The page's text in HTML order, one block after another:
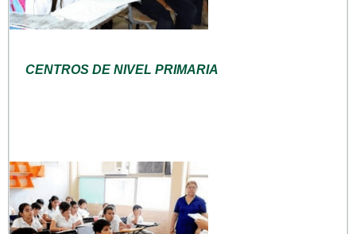
CENTROS DE NIVEL PRIMARIA